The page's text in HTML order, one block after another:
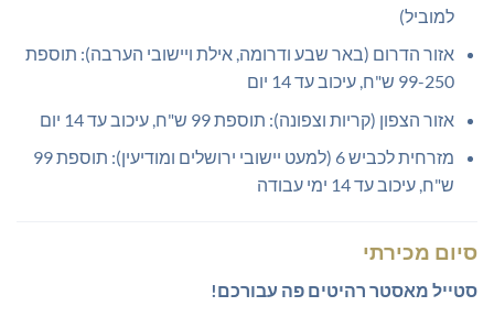
למוביל)
אזור הדרום (באר שבע ודרומה, אילת ויישובי הערבה): תוספת
99-250 ש"ח, עיכוב עד 14 יום
אזור הצפון (קריות וצפונה): תוספת 99 ש"ח, עיכוב עד 14 יום
מזרחית לכביש 6 (למעט יישובי ירושלים ומודיעין): תוספת 99
ש"ח, עיכוב עד 14 ימי עבודה
סיום מכירתי
סטייל מאסטר רהיטים פה עבורכם!